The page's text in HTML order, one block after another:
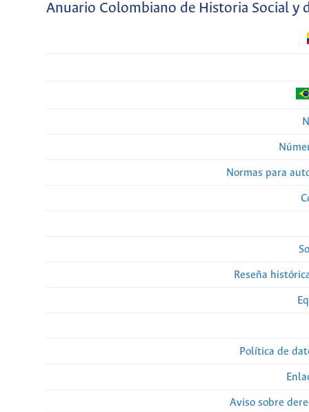
Anuario Colombiano de Historia Social y
Normas para
Reseña
Política de
Aviso sobre